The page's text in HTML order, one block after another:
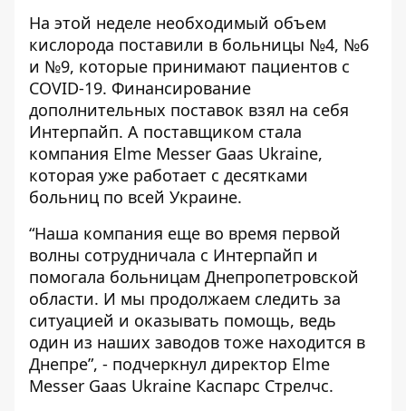
На этой неделе необходимый объем
кислорода поставили в больницы №4, №6
и №9, которые принимают пациентов с
COVID-19. Финансирование
дополнительных поставок взял на себя
Интерпайп. А поставщиком стала
компания Elme Messer Gaas Ukraine,
которая уже работает с десятками
больниц по всей Украине.
“Наша компания еще во время первой
волны сотрудничала с Интерпайп и
помогала больницам Днепропетровской
области. И мы продолжаем следить за
ситуацией и оказывать помощь, ведь
один из наших заводов тоже находится в
Днепре”, - подчеркнул директор Elme
Messer Gaas Ukraine Каспарс Стрелчс.